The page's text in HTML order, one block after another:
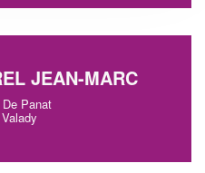
JEAN-MARC
Panat